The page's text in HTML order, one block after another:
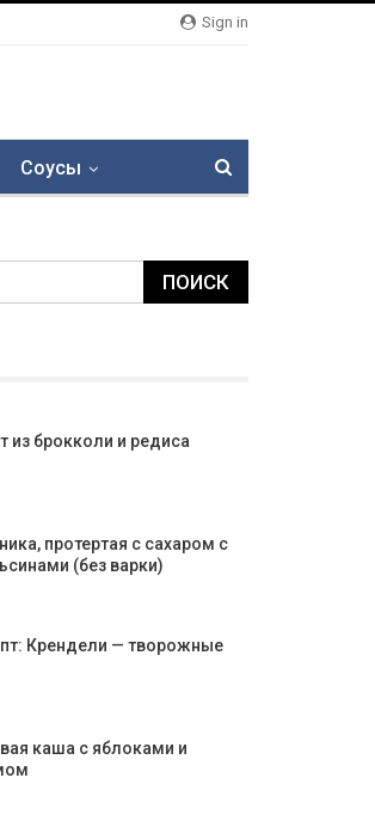
Sign in
Соусы
из брокколи и редиса
протертая с сахаром с
(без варки)
Крендели — творожные
каша с яблоками и